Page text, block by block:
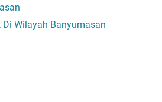
Wilayah Banyumasan